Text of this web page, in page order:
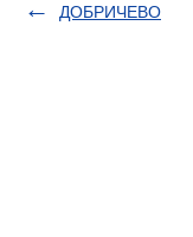
ДОБРИЧЕВО